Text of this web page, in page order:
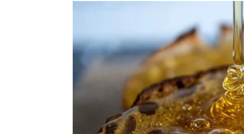
susret koji budi osećaj sigurnosti i doma. Nije
čekali. Ponoć za vas ima posebno značenje –
već da ih živite.
Lavovi Novogodišnju noć dočekuju u svom stilu
iza te harizme krije se potreba za iskrenom
U ljubavi, Lavovi u vezi mogu doživeti